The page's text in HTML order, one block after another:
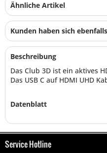
Ähnliche Artikel
Kunden haben sich
Beschreibung
Das Club 3D ist ein aktives
Das USB C auf HDMI UHD
Datenblatt
Service Hotline